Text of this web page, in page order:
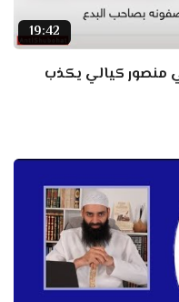
19:42
منصور كيالي يكذب